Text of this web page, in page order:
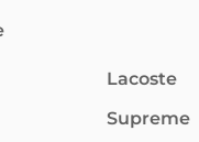
Lacoste
Supreme